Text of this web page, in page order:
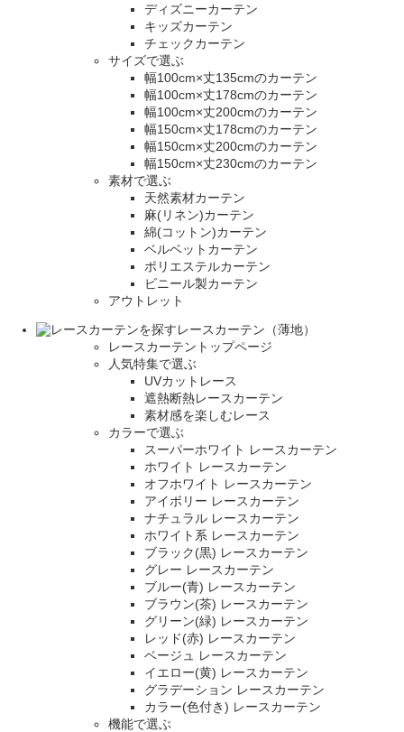
ディズニーカーテン
キッズカーテン
チェックカーテン
サイズで選ぶ
幅100cm×丈135cmのカーテン
幅100cm×丈178cmのカーテン
幅100cm×丈200cmのカーテン
幅150cm×丈178cmのカーテン
幅150cm×丈200cmのカーテン
幅150cm×丈230cmのカーテン
素材で選ぶ
天然素材カーテン
麻(リネン)カーテン
綿(コットン)カーテン
ベルベットカーテン
ポリエステルカーテン
ビニール製カーテン
アウトレット
レースカーテン（薄地）
レースカーテントップページ
人気特集で選ぶ
UVカットレース
遮熱断熱レースカーテン
素材感を楽しむレース
カラーで選ぶ
スーパーホワイト レースカーテン
ホワイト レースカーテン
オフホワイト レースカーテン
アイボリー レースカーテン
ナチュラル レースカーテン
ホワイト系 レースカーテン
ブラック(黒) レースカーテン
グレー レースカーテン
ブルー(青) レースカーテン
ブラウン(茶) レースカーテン
グリーン(緑) レースカーテン
レッド(赤) レースカーテン
ベージュ レースカーテン
イエロー(黄) レースカーテン
グラデーション レースカーテン
カラー(色付き) レースカーテン
機能で選ぶ